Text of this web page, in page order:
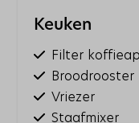
Keuken
Filter
Broodrooster
Vriezer
Staafmixer